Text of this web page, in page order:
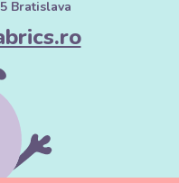
Bratislava